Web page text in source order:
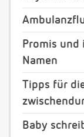
Promis und
Namen
Tipps für
Baby schreit